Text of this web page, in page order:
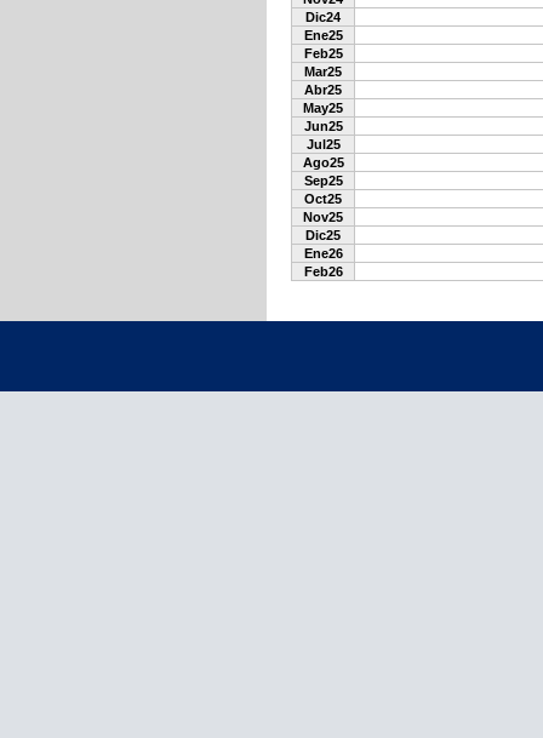
Dic24
Ene25
Feb25
Mar25
Abr25
May25
Jun25
Jul25
Ago25
Sep25
Oct25
Nov25
Dic25
Ene26
Feb26